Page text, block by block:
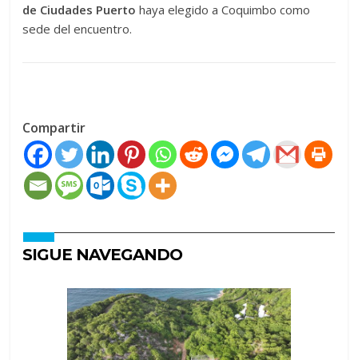
de Ciudades Puerto haya elegido a Coquimbo como
sede del encuentro.
Compartir
SIGUE NAVEGANDO